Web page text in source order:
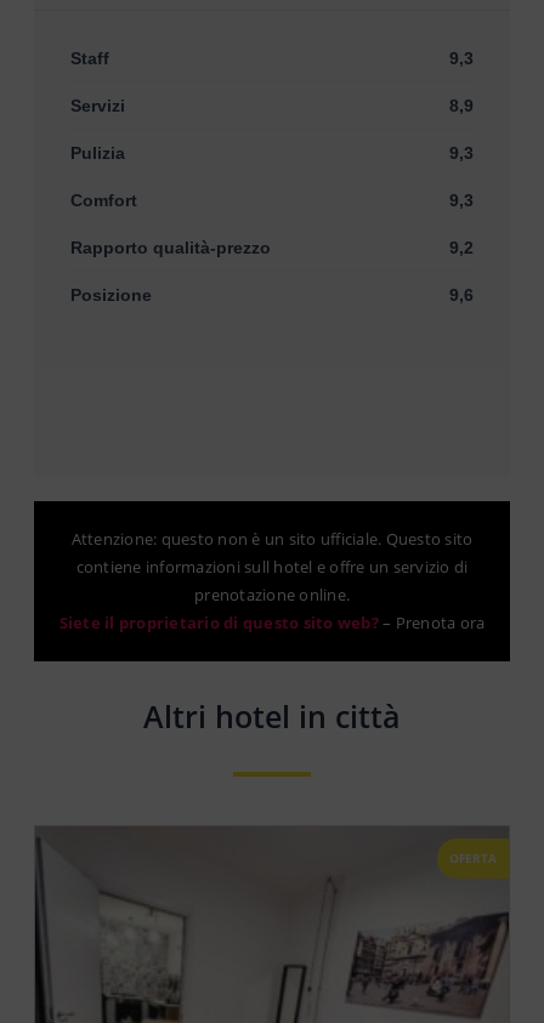
Staff 9,3
Servizi 8,9
Pulizia 9,3
Comfort 9,3
Rapporto qualità-prezzo 9,2
Posizione 9,6
Attenzione: questo non è un sito ufficiale. Questo sito
contiene informazioni sull hotel e offre un servizio di
prenotazione online.
Siete il proprietario di questo sito web?– Prenota ora
Altri hotel in città
OFERTA